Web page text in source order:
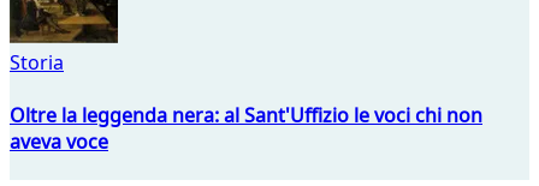
Storia
Oltre la leggenda nera: al Sant'Uffizio le voci chi non
aveva voce